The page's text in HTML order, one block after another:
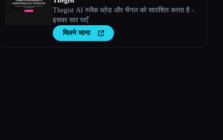
Thegist AI स्लैक थ्रेड और चैनल को सारांशित करता है -
इसका सार पाएँ
मिलने जाना